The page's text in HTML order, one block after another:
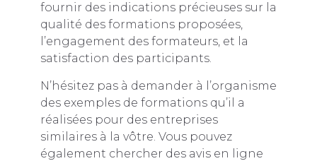
fournir des indications précieuses sur la
qualité des formations proposées,
l’engagement des formateurs, et la
satisfaction des participants.
N’hésitez pas à demander à l’organisme
des exemples de formations qu’il a
réalisées pour des entreprises
similaires à la vôtre. Vous pouvez
également chercher des avis en ligne